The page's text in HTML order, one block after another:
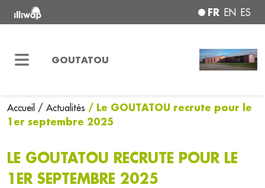
FR EN ES
GOUTATOU
Accueil / Actualités / Le GOUTATOU recrute pour le
1er septembre 2025
LE GOUTATOU RECRUTE POUR LE
1ER SEPTEMBRE 2025